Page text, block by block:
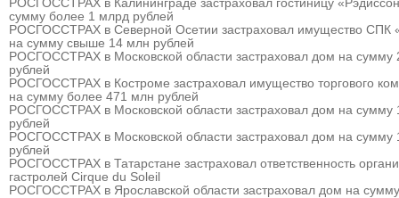
РОСГОССТРАХ в Калининграде застраховал гостиницу
сумму более 1 млрд рублей
РОСГОССТРАХ в Северной Осетии застраховал имущество СПК
на сумму свыше 14 млн рублей
РОСГОССТРАХ в Московской области застраховал дом на сумму
рублей
РОСГОССТРАХ в Костроме застраховал имущество торгового
на сумму более 471 млн рублей
РОСГОССТРАХ в Московской области застраховал дом на сумму
рублей
РОСГОССТРАХ в Московской области застраховал дом на сумму
рублей
РОСГОССТРАХ в Татарстане застраховал ответственность
гастролей Cirque du Soleil
РОСГОССТРАХ в Ярославской области застраховал дом на